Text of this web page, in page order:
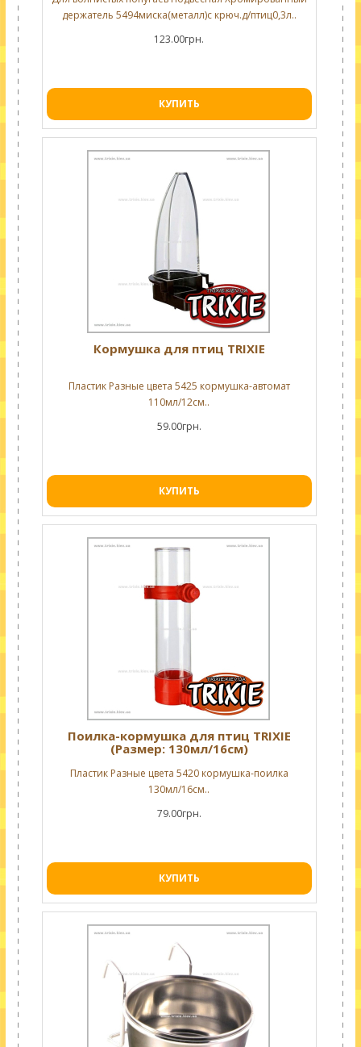
держатель 5494миска(металл)с крюч.д/птиц0,3л..
123.00грн.
КУПИТЬ
Кормушка для птиц TRIXIE
Пластик Разные цвета 5425 кормушка-автомат
110мл/12см..
59.00грн.
КУПИТЬ
Поилка-кормушка для птиц TRIXIE
(Размер: 130мл/16см)
Пластик Разные цвета 5420 кормушка-поилка
130мл/16см..
79.00грн.
КУПИТЬ